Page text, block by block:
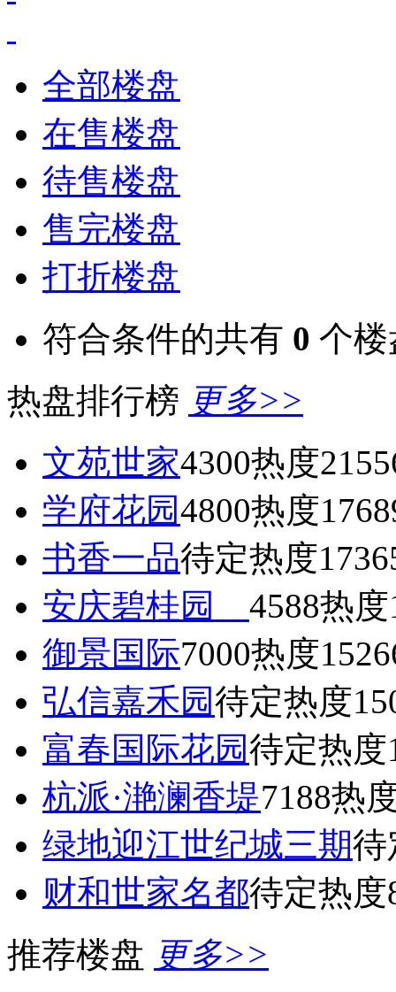
全部楼盘
在售楼盘
待售楼盘
售完楼盘
打折楼盘
符合条件的共有 0 个楼
热盘排行榜 更多>>
文苑世家4300热度
学府花园4800热度
书香一品待定热度
安庆碧桂园 4588热度
御景国际7000热度
弘信嘉禾园待定热度
富春国际花园待定热度
杭派·滟澜香堤7188热
绿地迎江世纪城三期待
财和世家名都待定热度
推荐楼盘 更多>>